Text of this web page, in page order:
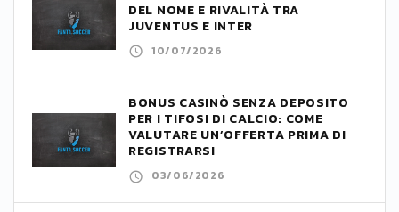
DEL NOME E RIVALITÀ TRA
JUVENTUS E INTER
10/07/2026
BONUS CASINÒ SENZA DEPOSITO
PER I TIFOSI DI CALCIO: COME
VALUTARE UN’OFFERTA PRIMA DI
REGISTRARSI
03/06/2026